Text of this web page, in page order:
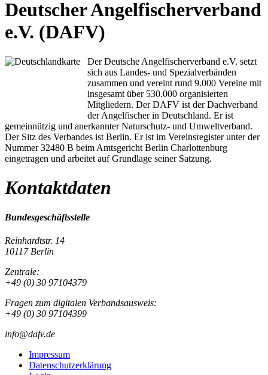
Deutscher Angelfischerverband
e.V. (DAFV)
Der Deutsche Angelfischerverband e.V. setzt
sich aus Landes- und Spezialverbänden
zusammen und vereint rund 9.000 Vereine mit
insgesamt über 530.000 organisierten
Mitgliedern. Der DAFV ist der Dachverband
der Angelfischer in Deutschland. Er ist
gemeinnützig und anerkannter Naturschutz- und Umweltverband.
Der Sitz des Verbandes ist Berlin. Er ist im Vereinsregister unter der
Nummer 32480 B beim Amtsgericht Berlin Charlottenburg
eingetragen und arbeitet auf Grundlage seiner Satzung.
Kontaktdaten
Bundesgeschäftsstelle
Reinhardtstr. 14
10117 Berlin
Zentrale:
+49 (0) 30 97104379
Fragen zum digitalen Verbandsausweis:
+49 (0) 30 97104399
info@dafv.de
Impressum
Datenschutzerklärung